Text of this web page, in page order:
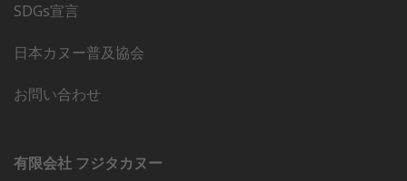
SDGs宣言
日本カヌー普及協会
お問い合わせ
有限会社 フジタカヌー